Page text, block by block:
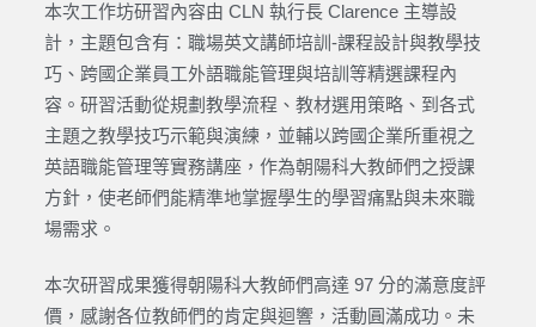
本次工作坊研習內容由 CLN 執行長 Clarence 主導設
計，主題包含有：職場英文講師培訓-課程設計與教學技
巧、跨國企業員工外語職能管理與培訓等精選課程內
容。研習活動從規劃教學流程、教材選用策略、到各式
主題之教學技巧示範與演練，並輔以跨國企業所重視之
英語職能管理等實務講座，作為朝陽科大教師們之授課
方針，使老師們能精準地掌握學生的學習痛點與未來職
場需求。
本次研習成果獲得朝陽科大教師們高達 97 分的滿意度評
價，感謝各位教師們的肯定與迴響，活動圓滿成功。未